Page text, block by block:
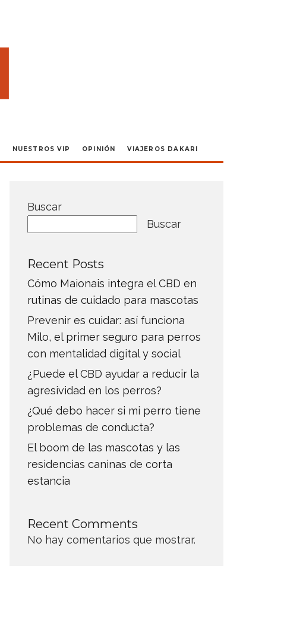
NUESTROS VIP OPINIÓN VIAJEROS DAKARI
Buscar
Buscar
Recent Posts
Cómo Maionais integra el CBD en
rutinas de cuidado para mascotas
Prevenir es cuidar: así funciona
Milo, el primer seguro para perros
con mentalidad digital y social
¿Puede el CBD ayudar a reducir la
agresividad en los perros?
¿Qué debo hacer si mi perro tiene
problemas de conducta?
El boom de las mascotas y las
residencias caninas de corta
estancia
Recent Comments
No hay comentarios que mostrar.